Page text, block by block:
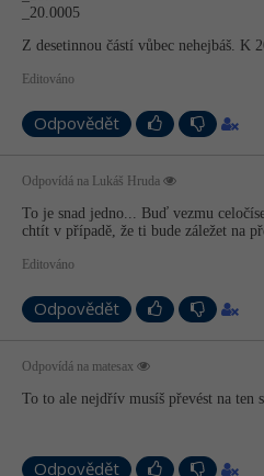
_20.0005
Z desetinnou částí vůbec nehejbáš. K
Editováno
Odpovědět
Odpovídá na Lukáš Hruda
To je snad jedno... Buď vezmu
chtít v případě, že ti bude záležet na
Editováno
Odpovědět
Odpovídá na matesax
To to ale nejdřív musíš převést na ten
Odpovědět